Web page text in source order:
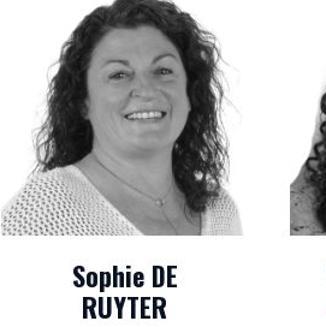
Sophie DE
RUYTER